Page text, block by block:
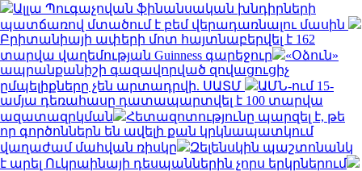
Ալլա Պուգաչովան ֆինանսական խնդիրների
պատճառով մտածում է բեմ վերադառնալու մասին
Բրիտանիայի ափերի մոտ հայտնաբերվել է 162
տարվա վաղեմության Guinness գարեջուր
«Օձուն»
ապրանքանիշի գազավորված զովացուցիչ
ըմպելիքները չեն արտադրվի. ՍԱՏՄ
ԱՄՆ-ում 15-
ամյա դեռահասը դատապարտվել է 100 տարվա
ազատազրկման
Հետազոտությունը պարզել է, թե
որ գործոններն են ավելի քան կրկնապատկում
վաղաժամ մահվան ռիսկը
Զելենսկին պաշտոնանկ
է արել Ուկրաինայի դեսպաններին չորս երկրներում